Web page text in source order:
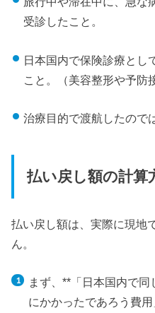
受診したこと。
日本国内で保険診療とし
こと。（美容整形や予防
治療目的で渡航したので
払い戻し額の計算
払い戻し額は、実際に現地
ん。
まず、**「日本国内で
にかかったであろう費用